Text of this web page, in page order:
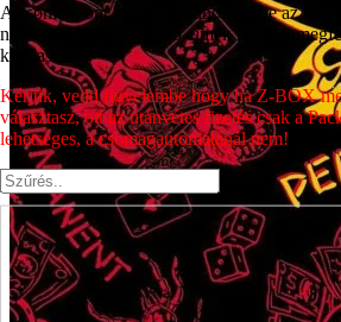
A csomagpont kiválasztásához írd be az
nevét, majd a megjelenő címek közül a
kiválasztani.
Kérjük, vedd figyelembe hogy ha Z-BOX
választasz, ott az utánvétes fizetés csak a
lehetséges, a csomagautomatánál nem!